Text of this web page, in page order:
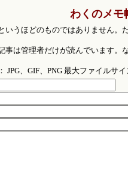
わくのメモ
いうほどのものではありません
事は管理者だけが読んでいます
JPG、GIF、PNG 最大ファイル